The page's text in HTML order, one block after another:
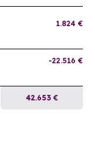
1.824 €
-22.516 €
42.653 €